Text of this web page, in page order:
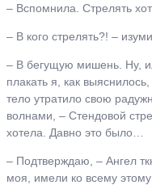
– Вспомнила. Стрелять
– В кого стрелять?! –
– В бегущую мишень. Ну,
плакать я, как
тело утратило свою
волнами, – Стендовой
хотела. Давно это было…
– Подтверждаю, – Ангел
моя, имели ко всему